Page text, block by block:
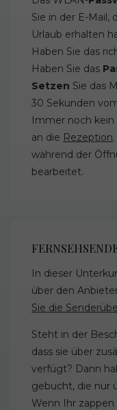
Sie in der E-Mail,
Urlaub erhalten
Haben Sie das
Haben Sie das
Setzen Sie das
30 Sekunden
Immer noch
an die Rezeption
während der
bearbeitet.
In dieser
über den
Sie die
Steht in der
dass sie über
verfügt? Dann
gebucht, die nur
Wenn Ihr